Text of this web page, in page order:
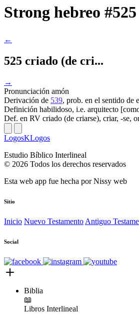
Strong hebreo #525
←
525 criado (de cri...
→
Pronunciación amón
Derivación de 539, prob. en el sentido de
Definición habilidoso, i.e. arquitecto
Def. en RV criado (de criarse), criar, -se,
LogosKLogos
Estudio Bíblico Interlineal
© 2026 Todos los derechos reservados
Esta web app fue hecha porNissy web
Sitio
Inicio Nuevo Testamento Antiguo
Social
Biblia
📖
Libros Interlineal